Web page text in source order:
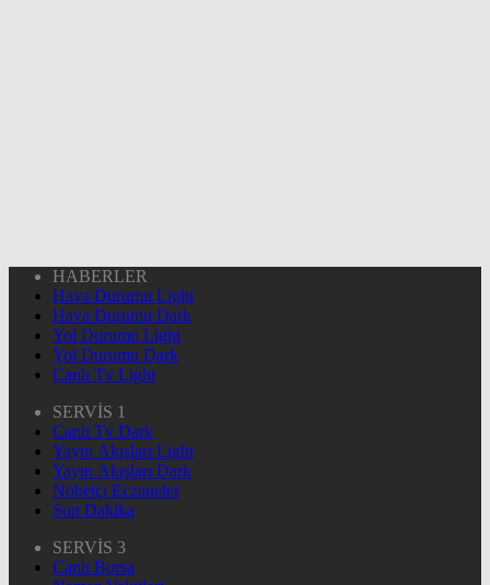
HABERLER
Hava Durumu Light
Hava Durumu Dark
Yol Durumu Light
Yol Durumu Dark
Canlı Tv Light
SERVİS 1
Canlı Tv Dark
Yayın Akışları Light
Yayın Akışları Dark
Nöbetçi Eczaneler
Son Dakika
SERVİS 3
Canlı Borsa